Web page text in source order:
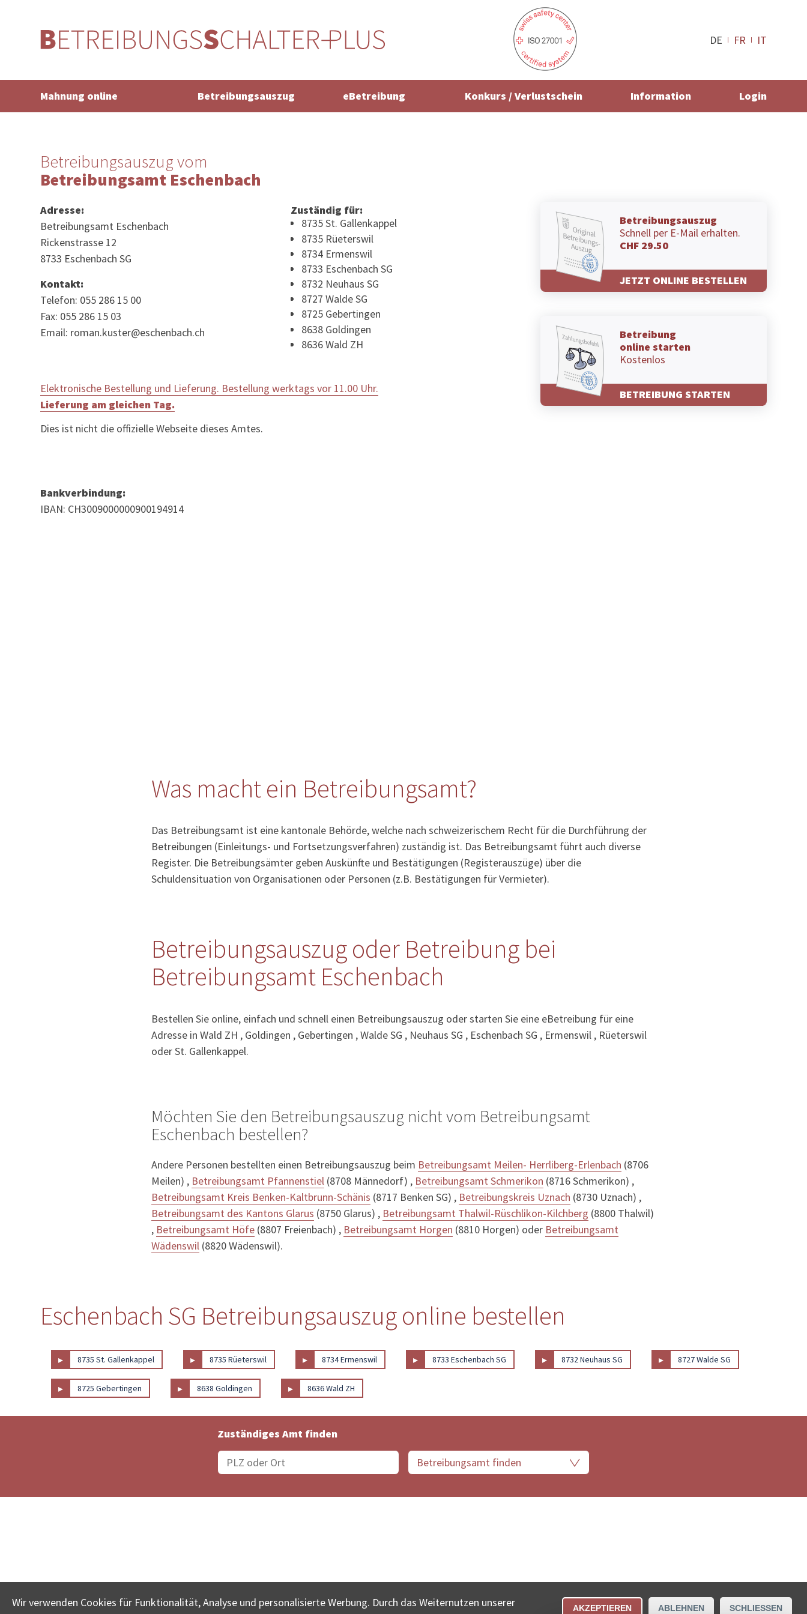
DE FR IT
Mahnung online Betreibungsauszug eBetreibung Konkurs / Verlustschein Information Login
Betreibungsauszug vom
Betreibungsamt Eschenbach
Adresse:
Betreibungsamt Eschenbach
Rickenstrasse 12
8733 Eschenbach SG
Kontakt:
Telefon: 055 286 15 00
Fax: 055 286 15 03
Email: roman.kuster@eschenbach.ch
Zuständig für:
8735 St. Gallenkappel
8735 Rüeterswil
8734 Ermenswil
8733 Eschenbach SG
8732 Neuhaus SG
8727 Walde SG
8725 Gebertingen
8638 Goldingen
8636 Wald ZH
Elektronische Bestellung und Lieferung. Bestellung werktags vor 11.00 Uhr.
Lieferung am gleichen Tag.
Betreibungsauszug
Schnell per E-Mail erhalten.
CHF 29.50
JETZT ONLINE BESTELLEN
Betreibung
online starten
Kostenlos
BETREIBUNG STARTEN
Dies ist nicht die offizielle Webseite dieses Amtes.
Bankverbindung:
IBAN: CH3009000000900194914
Was macht ein Betreibungsamt?
Das Betreibungsamt ist eine kantonale Behörde, welche nach schweizerischem Recht für die Durchführung der
Betreibungen (Einleitungs- und Fortsetzungsverfahren) zuständig ist. Das Betreibungsamt führt auch diverse
Register. Die Betreibungsämter geben Auskünfte und Bestätigungen (Registerauszüge) über die
Schuldensituation von Organisationen oder Personen (z.B. Bestätigungen für Vermieter).
Betreibungsauszug oder Betreibung bei
Betreibungsamt Eschenbach
Bestellen Sie online, einfach und schnell einen Betreibungsauszug oder starten Sie eine eBetreibung für eine
Adresse in Wald ZH , Goldingen , Gebertingen , Walde SG , Neuhaus SG , Eschenbach SG , Ermenswil , Rüeterswil
oder St. Gallenkappel.
Möchten Sie den Betreibungsauszug nicht vom Betreibungsamt
Eschenbach bestellen?
Andere Personen bestellten einen Betreibungsauszug beim Betreibungsamt Meilen- Herrliberg-Erlenbach (8706
Meilen) , Betreibungsamt Pfannenstiel (8708 Männedorf) , Betreibungsamt Schmerikon (8716 Schmerikon) ,
Betreibungsamt Kreis Benken-Kaltbrunn-Schänis (8717 Benken SG) , Betreibungskreis Uznach (8730 Uznach) ,
Betreibungsamt des Kantons Glarus (8750 Glarus) , Betreibungsamt Thalwil-Rüschlikon-Kilchberg (8800 Thalwil)
, Betreibungsamt Höfe (8807 Freienbach) , Betreibungsamt Horgen (8810 Horgen) oder Betreibungsamt
Wädenswil (8820 Wädenswil).
Eschenbach SG Betreibungsauszug online bestellen
▸ 8735 St. Gallenkappel ▸ 8735 Rüeterswil ▸ 8734 Ermenswil ▸ 8733 Eschenbach SG ▸ 8732 Neuhaus SG ▸ 8727 Walde SG
▸ 8725 Gebertingen ▸ 8638 Goldingen ▸ 8636 Wald ZH
Zuständiges Amt finden
Wir verwenden Cookies für Funktionalität, Analyse und personalisierte Werbung. Durch das Weiternutzen unserer
AKZEPTIEREN ABLEHNEN SCHLIESSEN